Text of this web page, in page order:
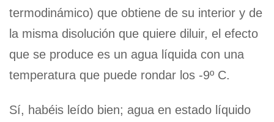
termodinámico) que obtiene de su interior y de
la misma disolución que quiere diluir, el efecto
que se produce es un agua líquida con una
temperatura que puede rondar los -9º C.
Sí, habéis leído bien; agua en estado líquido